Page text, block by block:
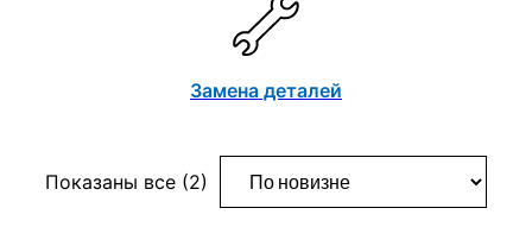
Замена деталей
Показаны все (2) Сортировка:
самые